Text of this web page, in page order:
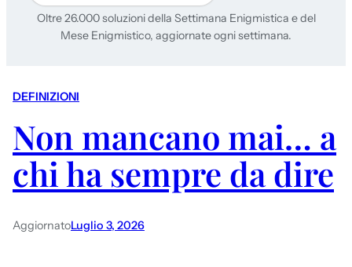
Oltre 26.000 soluzioni della Settimana Enigmistica e del
Mese Enigmistico, aggiornate ogni settimana.
DEFINIZIONI
Non mancano mai… a
chi ha sempre da dire
AggiornatoLuglio 3, 2026